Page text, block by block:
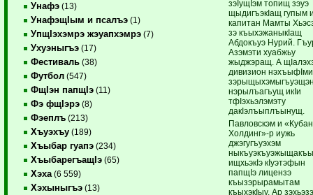
Унафэ (13)
УнафэщIым и псалъэ (1)
УпщIэхэмрэ жэуапхэмрэ (7)
Ухуэныгъэ (17)
Фестиваль (38)
Футбол (547)
ФщIэн папщIэ (11)
Фэ фщIэрэ (8)
Фэеплъ (213)
Хъуэхъу (189)
Хъыбар гуапэ (234)
ХъыбарегъащIэ (65)
Хэха (6 559)
Хэхыныгъэ (13)
зэIущIэм топищ зэуэ
щыдигъэкIащ гупым
капитан Мамты
зэ къыхэжаныкIащ
Абдокъуэ Нурий.
Азэмэти хуабжьу
жыджэращ. А
дивизион нэхъыфIми
нэрылъагъущ икIи
тфIэхьэлэмэту
дакIэлъыплъынущ.
Павловскэм и
Холдинг»-р иужь
джэгугъуэхэм
ищхьэкIэ кIуэтэфын
папщIэ лицензэ
къызэрырамытам
къыхэкIыу. Ар